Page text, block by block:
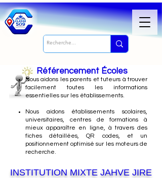
Référencement Écoles
Nousaidons les parents et tuteurs à trouver
facilement toutes les informations
essentielles sur les établissements.
Nous aidons établissements scolaires,
universitaires, centres de formations à
mieux apparaître en ligne, à travers des
fiches détaillées, QR codes, et un
positionnement optimisé sur les moteurs de
recherche.
INSTITUTION MIXTE JAHVE JIRE